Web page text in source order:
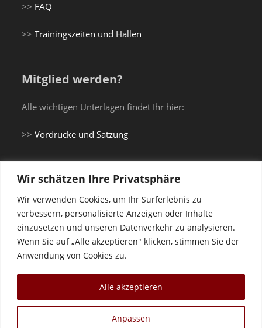
Wir schätzen Ihre Privatsphäre
Wir verwenden Cookies, um Ihr Surferlebnis zu
verbessern, personalisierte Anzeigen oder Inhalte
einzusetzen und unseren Datenverkehr zu analysieren.
Wenn Sie auf „Alle akzeptieren" klicken, stimmen Sie der
Anwendung von Cookies zu.
Anpassen
Alle akzeptieren
>> FAQ
>>Trainingszeiten und Hallen
Mitglied werden?
Alle wichtigen Unterlagen findet Ihr hier:
>>Vordrucke und Satzung
Du brauchst einen Gi...
... oder Trainingsanzug?
Shop Vereinskleidung Budokan Landau e.V.